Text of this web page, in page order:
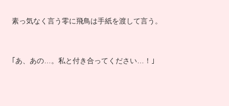
素っ気なく言う零に飛鳥は手紙を渡して言う。
｢あ、あの…。私と付き合ってください…！｣